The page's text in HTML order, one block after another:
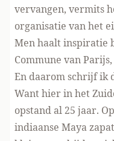
vervangen, vermits
organisatie van het
Men haalt inspiratie
Commune van
En daarom schrijf ik
Want hier in het
opstand al 25 jaar.
indiaanse Maya